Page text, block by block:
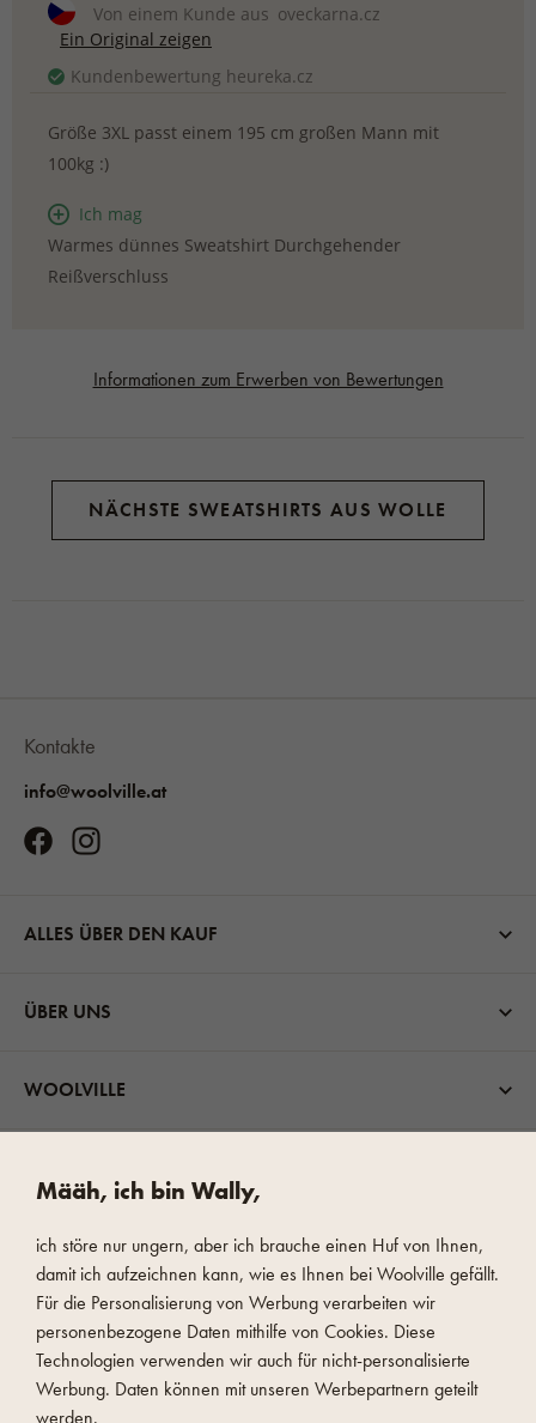
Von einem Kunde aus oveckarna.cz
Ein Original zeigen
Kundenbewertung heureka.cz
Größe 3XL passt einem 195 cm großen Mann mit
100kg :)
Ich mag
Warmes dünnes Sweatshirt Durchgehender
Reißverschluss
Informationen zum Erwerben von Bewertungen
NÄCHSTE SWEATSHIRTS AUS WOLLE
Kontakte
info@woolville.at
ALLES ÜBER DEN KAUF
ÜBER UNS
WOOLVILLE
SCHNELLE UND SICHERE ZAHLUNG
Määh, ich bin Wally,
ich störe nur ungern, aber ich brauche einen Huf von Ihnen,
damit ich aufzeichnen kann, wie es Ihnen bei Woolville gefällt.
Für die Personalisierung von Werbung verarbeiten wir
personenbezogene Daten mithilfe von Cookies. Diese
Technologien verwenden wir auch für nicht-personalisierte
Werbung. Daten können mit unseren Werbepartnern geteilt
werden.